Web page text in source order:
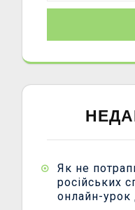
Як не
російських
онлайн-урок